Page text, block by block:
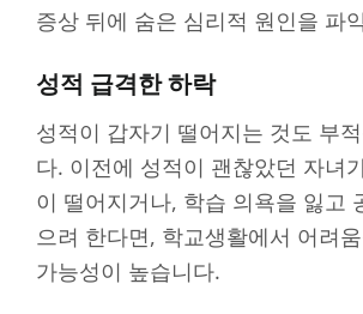
증상 뒤에 숨은 심리적 원인을 파
성적 급격한 하락
성적이 갑자기 떨어지는 것도 부
다. 이전에 성적이 괜찮았던 자녀
이 떨어지거나, 학습 의욕을 잃고
으려 한다면, 학교생활에서 어려
가능성이 높습니다.